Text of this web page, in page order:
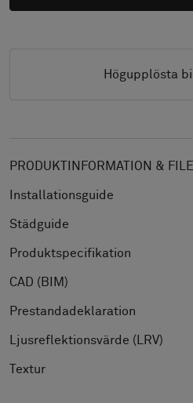
Högupplösta
PRODUKTINFORMATION &
Installationsguide
Städguide
Produktspecifikation
CAD (BIM)
Prestandadeklaration
Ljusreflektionsvärde (LRV)
Textur